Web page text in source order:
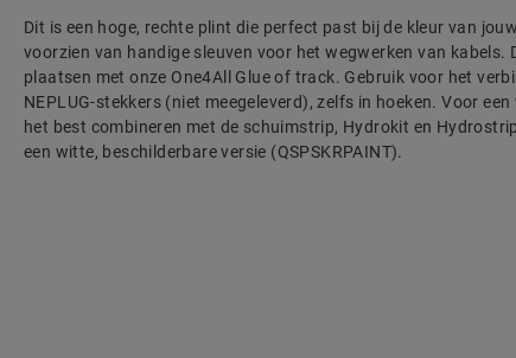
Dit is een hoge, rechte plint die perfect past bij de kleur van
voorzien van handige sleuven voor het wegwerken van kabels.
plaatsen met onze One4All Glue of track. Gebruik voor het
NEPLUG-stekkers (niet meegeleverd), zelfs in hoeken. Voor
het best combineren met de schuimstrip, Hydrokit en
een witte, beschilderbare versie (QSPSKRPAINT).